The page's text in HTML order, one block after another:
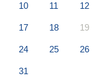
10 11 12
17 18 19
24 25 26
31